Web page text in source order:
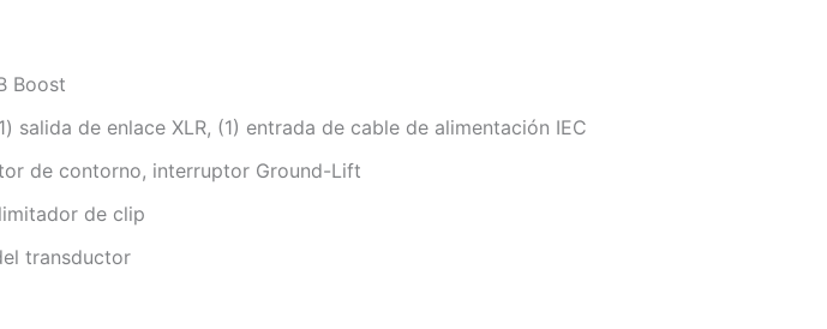
Boost
salida de enlace XLR, (1) entrada de cable de alimentación IEC
de contorno, interruptor Ground-Lift
de clip
transductor